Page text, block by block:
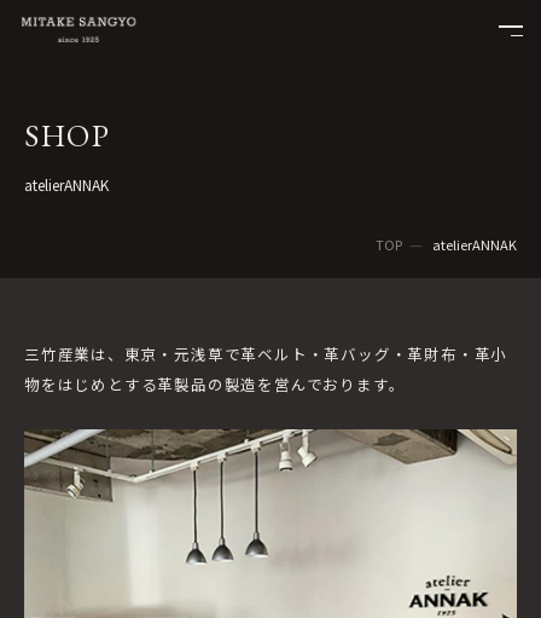
SHOP
atelierANNAK
TOP atelierANNAK
三竹産業は、東京・元浅草で革ベルト・革バッグ・革財布・革小
物をはじめとする革製品の製造を営んでおります。